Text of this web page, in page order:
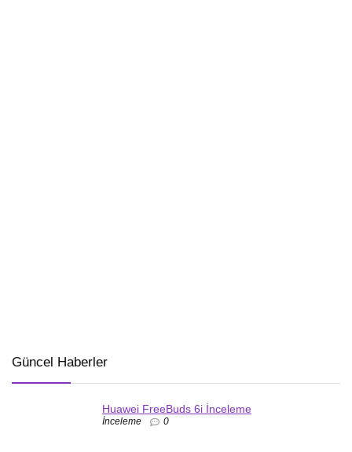
Güncel Haberler
Huawei FreeBuds 6i İnceleme
İnceleme 0